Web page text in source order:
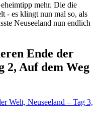
mehr. Die die
- es klingt nun mal so, als
Neuseeland nun endlich
Ende der
2, Auf dem Weg
Welt, Neuseeland – Tag 3,